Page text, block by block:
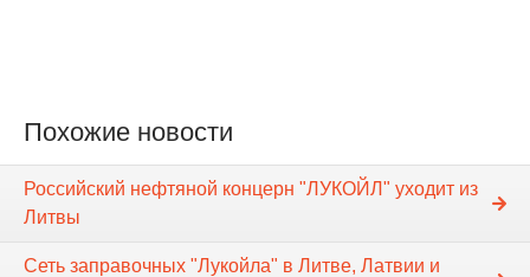
Похожие новости
Российский нефтяной концерн "ЛУКОЙЛ" уходит из
Литвы
Сеть заправочных "Лукойла" в Литве, Латвии и